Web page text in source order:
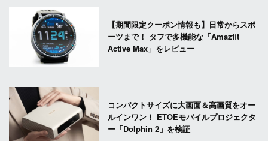
【期間限定クーポン情報も】日常からスポ
ーツまで！ タフで多機能な「Amazfit
Active Max」をレビュー
コンパクトサイズに大画面＆高画質をオー
ルインワン！ ETOEモバイルプロジェクタ
ー「Dolphin 2」を検証